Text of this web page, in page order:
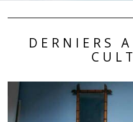
DERNIERS